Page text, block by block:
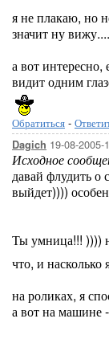
я не плакаю, но
значит ну вижу....
а вот интересно,
видит одним
Обратиться -
Dagich 19-08-2005-
Исходное
давай флудить о
выйдет))))
Ты умница!!! ))))
что, и насколько
на роликах, я
а вот на машине